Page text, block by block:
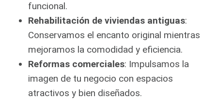
funcional.
Rehabilitación de viviendas antiguas:
Conservamos el encanto original mientras
mejoramos la comodidad y eficiencia.
Reformas comerciales: Impulsamos la
imagen de tu negocio con espacios
atractivos y bien diseñados.